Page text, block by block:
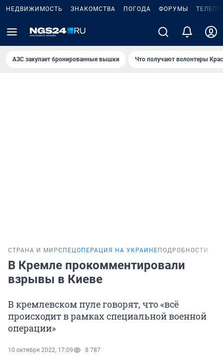
НЕДВИЖИМОСТЬ ЗНАКОМСТВА ПОГОДА ФОРУМЫ
AЗС закупает бронированные вышки Что получают волонтеры
СТРАНА И МИРСПЕЦОПЕРАЦИЯ НА УКРАИНЕ ПОДРОБНОСТИ
В Кремле прокомментировали
взрывы в Киеве
В кремлевском пуле говорят, что «всё
происходит в рамках специальной военной
операции»
10 октября 2022, 17:09 8 787